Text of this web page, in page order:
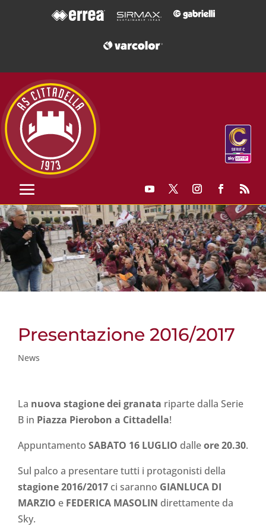
Presentazione 2016/2017
News
La nuova stagione dei granata riparte dalla Serie
B in Piazza Pierobon a Cittadella!
Appuntamento SABATO 16 LUGLIO dalleore 20.30.
Sul palco a presentare tutti i protagonisti della
stagione 2016/2017 ci saranno GIANLUCA DI
MARZIO e FEDERICA MASOLIN direttamente da
Sky.